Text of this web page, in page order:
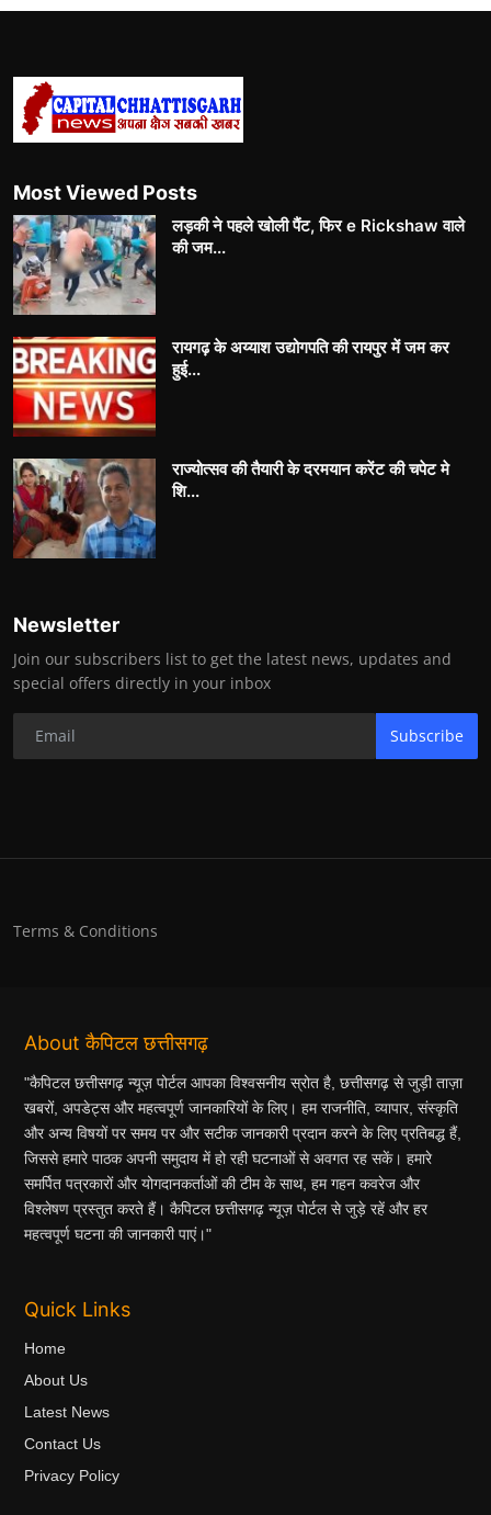
Most Viewed Posts
लड़की ने पहले खोली पैंट, फिर e Rickshaw वाले
की जम...
रायगढ़ के अय्याश उद्योगपति की रायपुर में जम कर
हुई...
राज्योत्सव की तैयारी के दरमयान करेंट की चपेट मे
शि...
Newsletter
Join our subscribers list to get the latest news, updates and
special offers directly in your inbox
Subscribe
Terms & Conditions
About कैपिटल छत्तीसगढ़
"कैपिटल छत्तीसगढ़ न्यूज़ पोर्टल आपका विश्वसनीय स्रोत है, छत्तीसगढ़ से जुड़ी ताज़ा
खबरों, अपडेट्स और महत्वपूर्ण जानकारियों के लिए। हम राजनीति, व्यापार, संस्कृति
और अन्य विषयों पर समय पर और सटीक जानकारी प्रदान करने के लिए प्रतिबद्ध हैं,
जिससे हमारे पाठक अपनी समुदाय में हो रही घटनाओं से अवगत रह सकें। हमारे
समर्पित पत्रकारों और योगदानकर्ताओं की टीम के साथ, हम गहन कवरेज और
विश्लेषण प्रस्तुत करते हैं। कैपिटल छत्तीसगढ़ न्यूज़ पोर्टल से जुड़े रहें और हर
महत्वपूर्ण घटना की जानकारी पाएं।"
Quick Links
Home
About Us
Latest News
Contact Us
Privacy Policy